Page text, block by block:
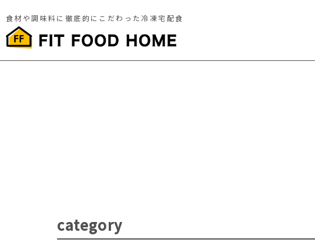
食材や調味料に徹底的にこだわった冷凍宅配食
category